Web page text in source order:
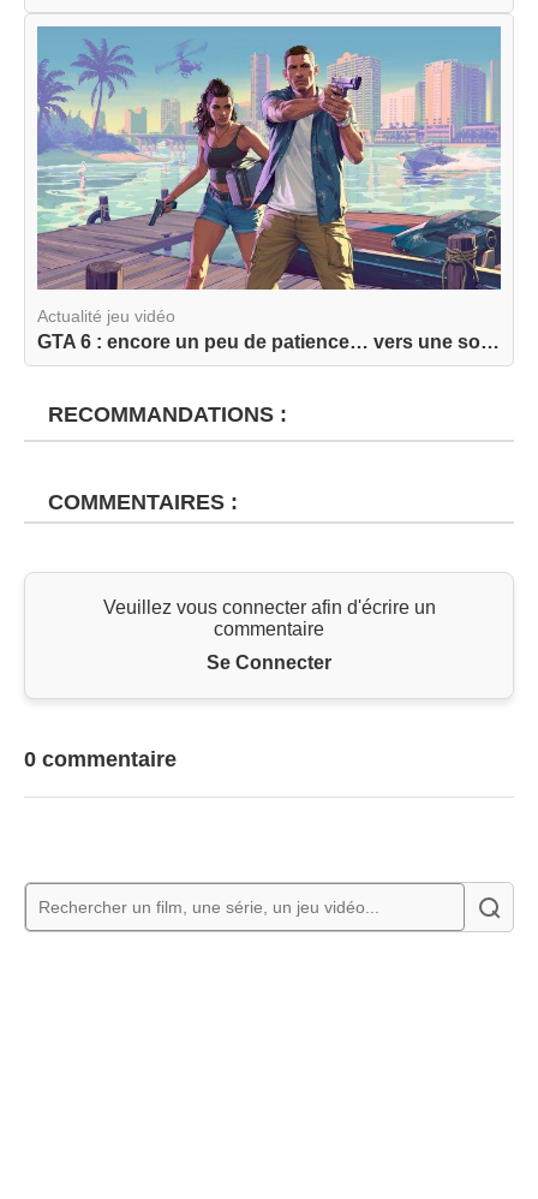
Actualité jeu vidéo
GTA 6 : encore un peu de patience… vers une sort...
RECOMMANDATIONS :
COMMENTAIRES :
Veuillez vous connecter afin d'écrire un
commentaire
Se Connecter
0 commentaire